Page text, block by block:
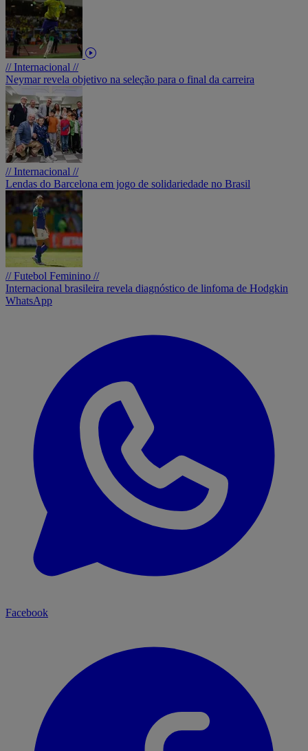
// Internacional //
Neymar revela objetivo na seleção para o final da carreira
// Internacional //
Lendas do Barcelona em jogo de solidariedade no Brasil
// Futebol Feminino //
Internacional brasileira revela diagnóstico de linfoma de Hodgkin
WhatsApp
Facebook